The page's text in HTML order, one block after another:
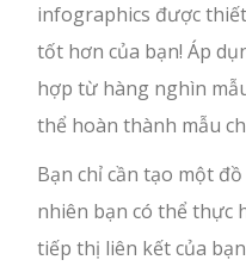
infographics được
tốt hơn của bạn! Áp
hợp từ hàng nghìn
thể hoàn thành mẫu
Bạn chỉ cần tạo một
nhiên bạn có thể thực
tiếp thị liên kết của